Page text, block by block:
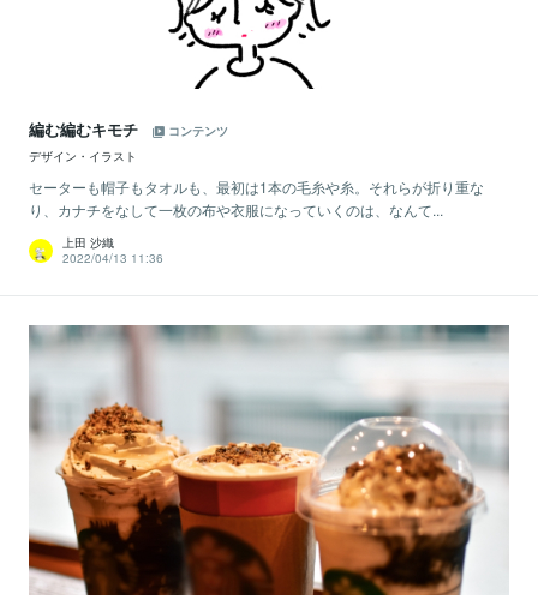
編む編むキモチ
コンテンツ
デザイン・イラスト
セーターも帽子もタオルも、最初は1本の毛糸や糸。それらが折り重な
り、カナチをなして一枚の布や衣服になっていくのは、なんて...
上田 沙織
2022/04/13 11:36